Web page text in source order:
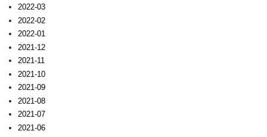
2022-03
2022-02
2022-01
2021-12
2021-11
2021-10
2021-09
2021-08
2021-07
2021-06